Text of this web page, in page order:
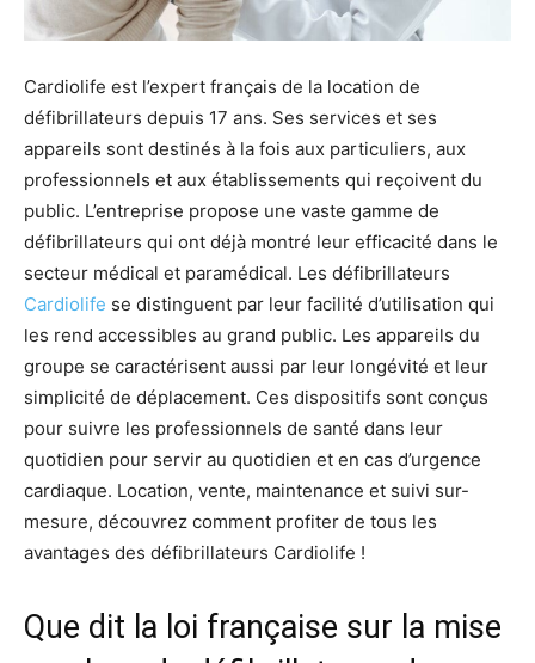
Cardiolife est l’expert français de la location de
défibrillateurs depuis 17 ans. Ses services et ses
appareils sont destinés à la fois aux particuliers, aux
professionnels et aux établissements qui reçoivent du
public. L’entreprise propose une vaste gamme de
défibrillateurs qui ont déjà montré leur efficacité dans le
secteur médical et paramédical. Les défibrillateurs
Cardiolife se distinguent par leur facilité d’utilisation qui
les rend accessibles au grand public. Les appareils du
groupe se caractérisent aussi par leur longévité et leur
simplicité de déplacement. Ces dispositifs sont conçus
pour suivre les professionnels de santé dans leur
quotidien pour servir au quotidien et en cas d’urgence
cardiaque. Location, vente, maintenance et suivi sur-
mesure, découvrez comment profiter de tous les
avantages des défibrillateurs Cardiolife !
Que dit la loi française sur la mise